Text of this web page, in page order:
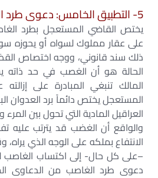
5- التطبيق الخامس: دعوى طرد الغاصب:
يختص القاضي المستعجل بطرد
على عقار مملوك لسواه أو يحوزه
ذلك سند قانوني، ووجه اختصاص
الحالة هو أن الغصب في حد
المالك تنبغي المبادرة على
المستعجل يختص دائماً برد العدوان
العراقيل المادية التي تحول بين
والواقع أن الغضب قد يترتب عليه
الانتفاع بملكه على الوجه الذي
–على كل حال- إلى اكتساب الغاصب
دعوى طرد الغاصب من الدعاوى